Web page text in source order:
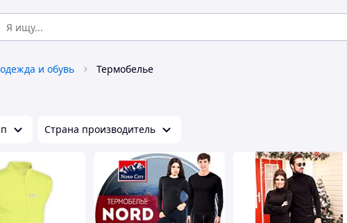
и обувь Термобелье
Страна производитель